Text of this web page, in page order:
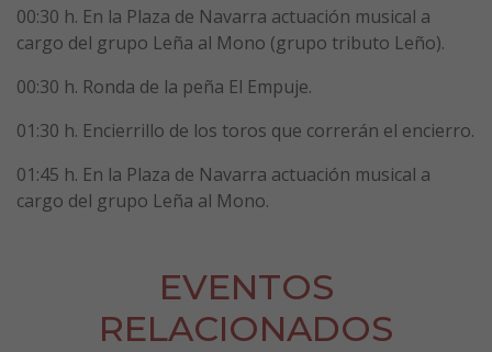
00:30 h. En la Plaza de Navarra actuación musical a
cargo del grupo Leña al Mono (grupo tributo Leño).
00:30 h. Ronda de la peña El Empuje.
01:30 h. Encierrillo de los toros que correrán el encierro.
01:45 h. En la Plaza de Navarra actuación musical a
cargo del grupo Leña al Mono.
EVENTOS
RELACIONADOS